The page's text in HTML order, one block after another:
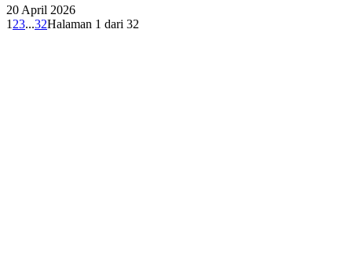
20 April 2026
123...32Halaman 1 dari 32